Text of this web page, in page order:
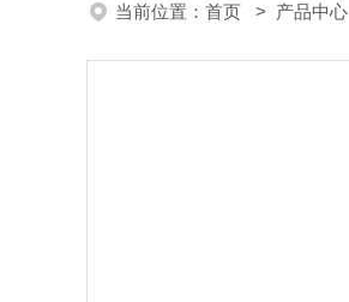
当前位置： 首页 > 产品中心